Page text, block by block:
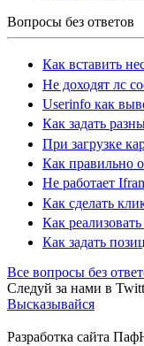
Вопросы без ответов
Как вставить
Не доходят лс
Userinfo как
Как задать
При загрузке
Как правильно
Не работает
Как сделать
Как
Как задать
Все вопросы без
Следуй за нами в
Высказывайся
Разработка сайта